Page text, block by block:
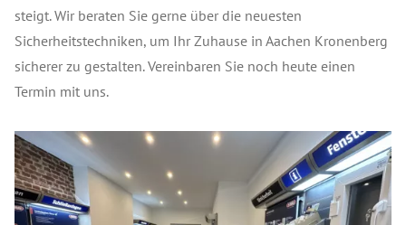
steigt. Wir beraten Sie gerne über die neuesten
Sicherheitstechniken, um Ihr Zuhause in Aachen Kronenberg
sicherer zu gestalten. Vereinbaren Sie noch heute einen
Termin mit uns.